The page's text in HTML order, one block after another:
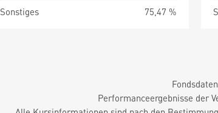
Sonstiges
75,47 %
Performanceergebnisse der